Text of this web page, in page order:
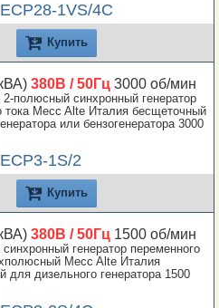
1VS/4C
Купить
380В / 50Гц 3000 об/мин
полюсный синхронный генератор
тока Mecc Alte Италия бесщеточный
или бензогенератора 3000
1S/2
Купить
380В / 50Гц 1500 об/мин
генератор переменного
Mecc Alte Италия
для дизельного генератора 1500